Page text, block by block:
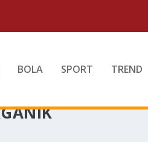
BOLA SPORT TREND